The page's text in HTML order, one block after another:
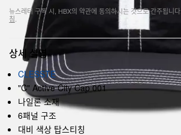
뉴스레터 구독 시, HBX의 약관에 동의하시는 것으로 간주됩니다.
침
상세 설명
CLESSTE
"C" Active City Cap 001
나일론 소재
6패널 구조
대비 색상 탑스티칭